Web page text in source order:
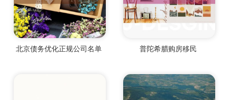
北京债务优化正规公司名单 普陀希腊购房移民